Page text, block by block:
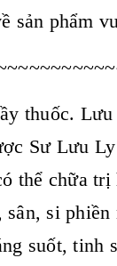
sản phẩm
thuốc.
Sư Lưu
thể chữa
si
suốt, tinh